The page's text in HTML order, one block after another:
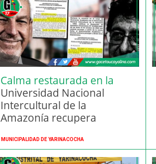
Calma restaurada en la
UNIA.
Universidad Nacional
Intercultural de la
Amazonía recupera
MUNICIPALIDAD DE YARINACOCHA